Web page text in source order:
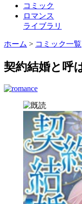
コミック
ロマンス
ライブラリ
ホーム > コミック一覧
契約結婚と呼